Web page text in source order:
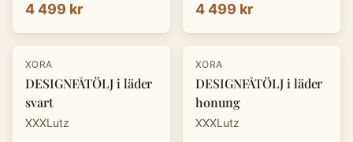
4 499 kr 4 499 kr
-25%
XORA
DESIGNFÅTÖLJ i läder
svart
XXXLutz
-25%
XORA
DESIGNFÅTÖLJ i läder
honung
XXXLutz